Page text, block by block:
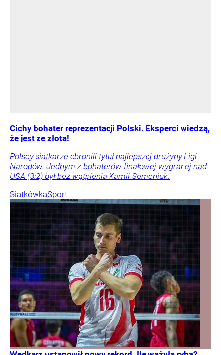
Cichy bohater reprezentacji Polski. Eksperci wiedzą,
że jest ze złota!
Polscy siatkarze obronili tytuł najlepszej drużyny Ligi
Narodów. Jednym z bohaterów finałowej wygranej nad
USA (3:2) był bez wątpienia Kamil Semeniuk.
SiatkówkaSport